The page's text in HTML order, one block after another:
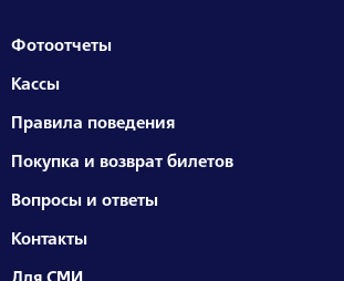
Фотоотчеты
Кассы
Правила поведения
Покупка и возврат билетов
Вопросы и ответы
Контакты